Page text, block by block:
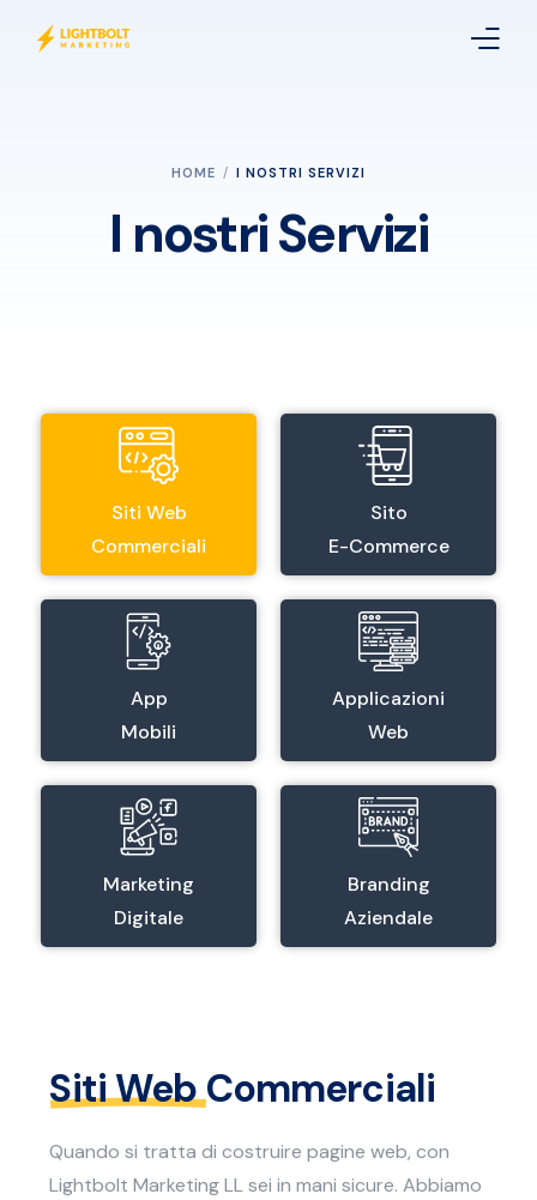
HOME I NOSTRI SERVIZI
I nostri Servizi
Siti Web
Commerciali
Sito
E-Commerce
App
Mobili
Applicazioni
Web
Marketing
Digitale
Branding
Aziendale
Siti WebCommerciali
Quando si tratta di costruire pagine web, con
Lightbolt Marketing LL sei in mani sicure. Abbiamo
I nostri Servizi